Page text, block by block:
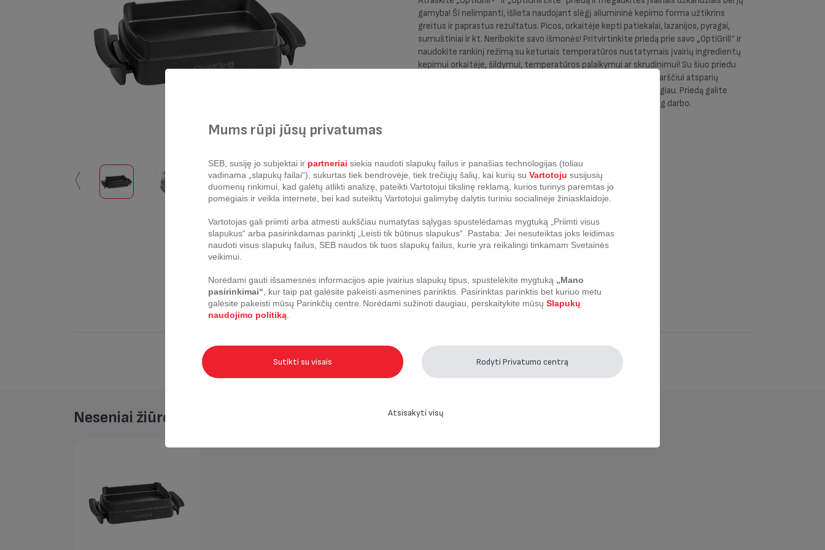
〱 〱
gamyba! Ši nelimpanti, išlieta naudojant slėgį aliumininė kepimo forma užtikrins
greitus ir paprastus rezultatus. Picos, orkaitėje kepti patiekalai, lazanijos, pyragai,
sumuštiniai ir kt. Neribokite savo išmonės! Pritvirtinkite priedą prie savo „OptiGrill“ ir
naudokite rankinį režimą su keturiais temperatūros nustatymais įvairių ingredientų
kepimui orkaitėje, šildymui, temperatūros palaikymui ar skrudinimui! Su šiuo priedu
lengvai paruošite saldžius ir sūrius receptus 3 – 5 žmonėms. Karščiui atsparių
rankenų dėka patiekti maistą ant valgomojo stalo bus dar patogiau. Priedą galite
plauti indaplovėje, o tai reiškia, kad jums išties nereiks įdėti daug darbo.
Optigrill+ Snacking&Baking GC714834
Neseniai žiūrėta
Mums rūpi jūsų privatumas
SEB, susiję jo subjektai ir partneriai siekia naudoti slapukų failus ir panašias technologijas (toliau
vadinama „slapukų failai“), sukurtas tiek bendrovėje, tiek trečiųjų šalių, kai kurių su Vartotoju susijusių
duomenų rinkimui, kad galėtų atlikti analizę, pateikti Vartotojui tikslinę reklamą, kurios turinys paremtas jo
pomėgiais ir veikla internete, bei kad suteiktų Vartotojui galimybę dalytis turiniu socialinėje žiniasklaidoje.
Vartotojas gali priimti arba atmesti aukščiau numatytas sąlygas spustelėdamas mygtuką „Priimti visus
slapukus“ arba pasirinkdamas parinktį „Leisti tik būtinus slapukus“. Pastaba: Jei nesuteiktas joks leidimas
naudoti visus slapukų failus, SEB naudos tik tuos slapukų failus, kurie yra reikalingi tinkamam Svetainės
veikimui.
Norėdami gauti išsamesnės informacijos apie įvairius slapukų tipus, spustelėkite mygtuką „Mano
pasirinkimai“ , kur taip pat galėsite pakeisti asmenines parinktis. Pasirinktas parinktis bet kuriuo metu
galėsite pakeisti mūsų Parinkčių centre. Norėdami sužinoti daugiau, perskaitykite mūsų Slapukų
naudojimo politiką
Sutikti su visais Rodyti Privatumo centrą
Atsisakyti visų